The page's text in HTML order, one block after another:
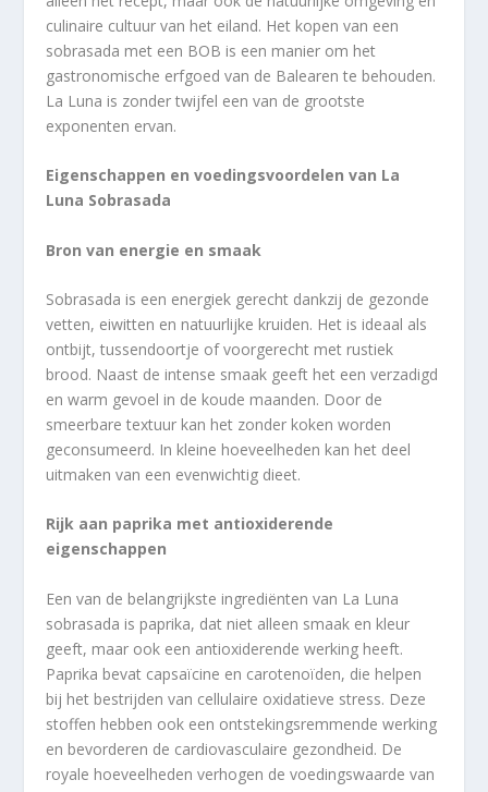
culinaire cultuur van het eiland. Het kopen van een
sobrasada met een BOB is een manier om het
gastronomische erfgoed van de Balearen te behouden.
La Luna is zonder twijfel een van de grootste
exponenten ervan.
Eigenschappen en voedingsvoordelen van La
Luna Sobrasada
Bron van energie en smaak
Sobrasada is een energiek gerecht dankzij de gezonde
vetten, eiwitten en natuurlijke kruiden. Het is ideaal als
ontbijt, tussendoortje of voorgerecht met rustiek
brood. Naast de intense smaak geeft het een verzadigd
en warm gevoel in de koude maanden. Door de
smeerbare textuur kan het zonder koken worden
geconsumeerd. In kleine hoeveelheden kan het deel
uitmaken van een evenwichtig dieet.
Rijk aan paprika met antioxiderende
eigenschappen
Een van de belangrijkste ingrediënten van La Luna
sobrasada is paprika, dat niet alleen smaak en kleur
geeft, maar ook een antioxiderende werking heeft.
Paprika bevat capsaïcine en carotenoïden, die helpen
bij het bestrijden van cellulaire oxidatieve stress. Deze
stoffen hebben ook een ontstekingsremmende werking
en bevorderen de cardiovasculaire gezondheid. De
royale hoeveelheden verhogen de voedingswaarde van